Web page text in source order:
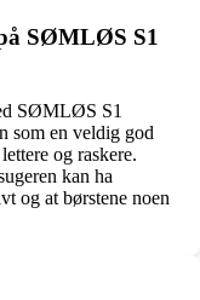
SØMLØS S1
SØMLØS S1
som en veldig god
og raskere.
kan ha
og at børstene noen